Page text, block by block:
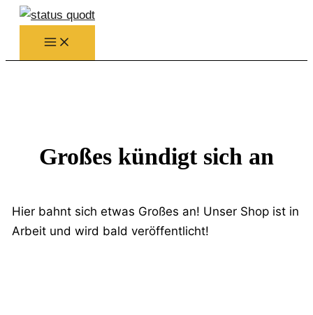
Zum
Inhalt
springen
Großes kündigt sich an
Hier bahnt sich etwas Großes an! Unser Shop ist in
Arbeit und wird bald veröffentlicht!